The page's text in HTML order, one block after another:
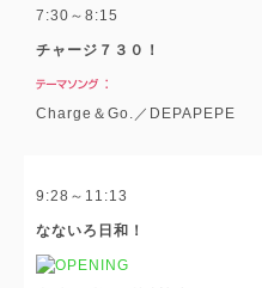
7:30～8:15
チャージ７３０！
Charge＆Go.／DEPAPEPE
9:28～11:13
なないろ日和！